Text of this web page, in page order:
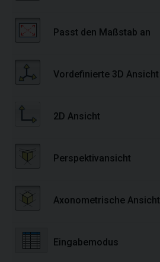
Passt den Maßstab an
Vordefinierte 3D Ansicht
2D Ansicht
Perspektivansicht
Axonometrische Ansicht
Eingabemodus